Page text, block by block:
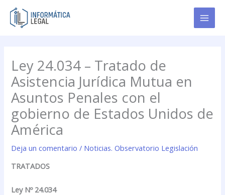
contenido
Ley 24.034 – Tratado de
Asistencia Jurídica Mutua en
Asuntos Penales con el
gobierno de Estados Unidos de
América
Deja un comentario / Noticias. Observatorio Legislación
TRATADOS
Ley Nº 24.034